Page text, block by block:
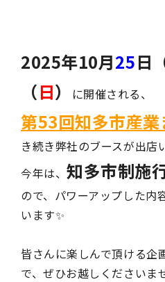
2025年10月25日
（日） に開催される、
第53回知多市産業
き続き弊社のブースが出店
今年は、知多市制施
ので、パワーアップした内
います✨
皆さんに楽しんで頂ける企
で、ぜひお越しくださいま